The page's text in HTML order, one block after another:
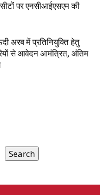
पर एनसीआईएसएम की
अरब में प्रतिनियुक्ति हेतु
से आवेदन आमंत्रित, अंतिम
Search